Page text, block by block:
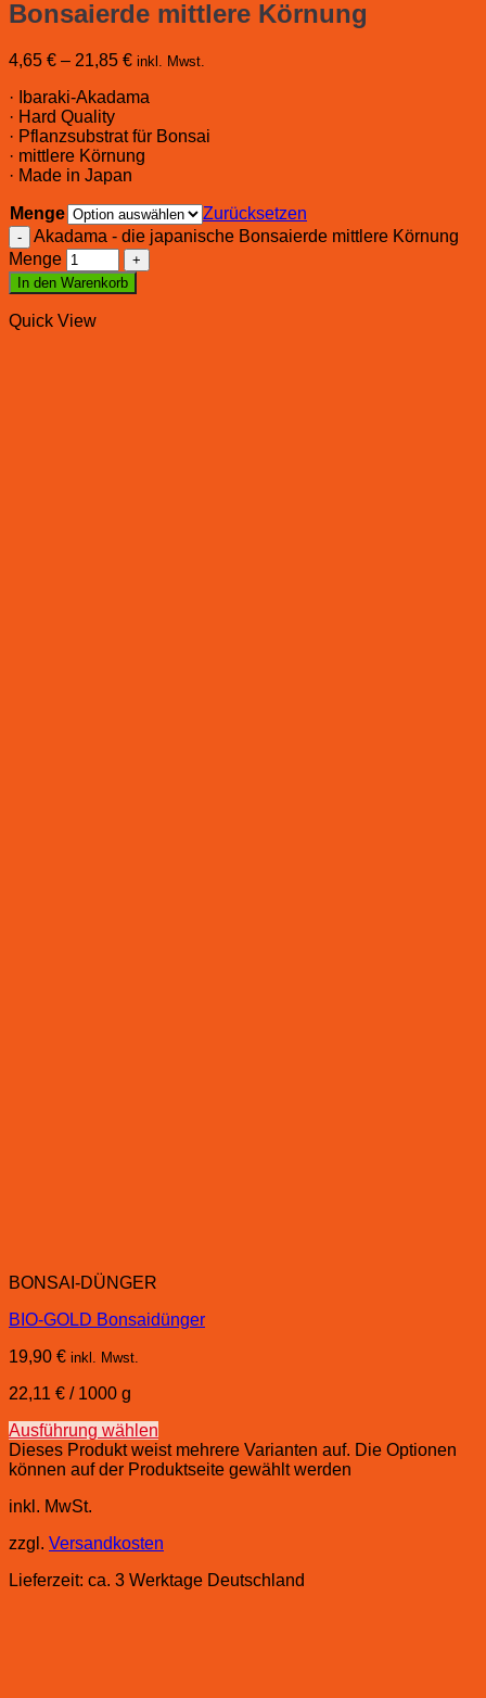
Bonsaierde mittlere Körnung
4,65 € – 21,85 € inkl. Mwst.
· Ibaraki-Akadama
· Hard Quality
· Pflanzsubstrat für Bonsai
· mittlere Körnung
· Made in Japan
Menge
Zurücksetzen
Akadama - die japanische Bonsaierde mittlere Körnung
Menge
In den Warenkorb
Quick View
BONSAI-DÜNGER
BIO-GOLD Bonsaidünger
19,90 € inkl. Mwst.
22,11 € / 1000 g
Ausführung wählen
Dieses Produkt weist mehrere Varianten auf. Die Optionen
können auf der Produktseite gewählt werden
inkl. MwSt.
zzgl. Versandkosten
Lieferzeit: ca. 3 Werktage Deutschland